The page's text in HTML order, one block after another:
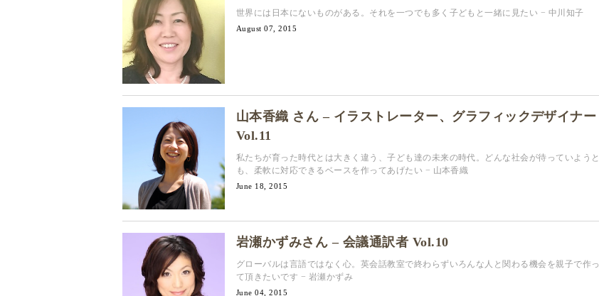
世界には日本にないものがある。それを一つでも多く子どもと一緒に見たい − 中川知子
August 07, 2015
山本香織 さん – イラストレーター、グラフィックデザイナー
Vol.11
私たちが育った時代とは大きく違う、子ども達の未来の時代。どんな社会が待っていようと
も、柔軟に対応できるベースを作ってあげたい − 山本香織
June 18, 2015
岩瀬かずみさん – 会議通訳者 Vol.10
グローバルは言語ではなく心。英会話教室で終わらずいろんな人と関わる機会を親子で作っ
て頂きたいです − 岩瀬かずみ
June 04, 2015